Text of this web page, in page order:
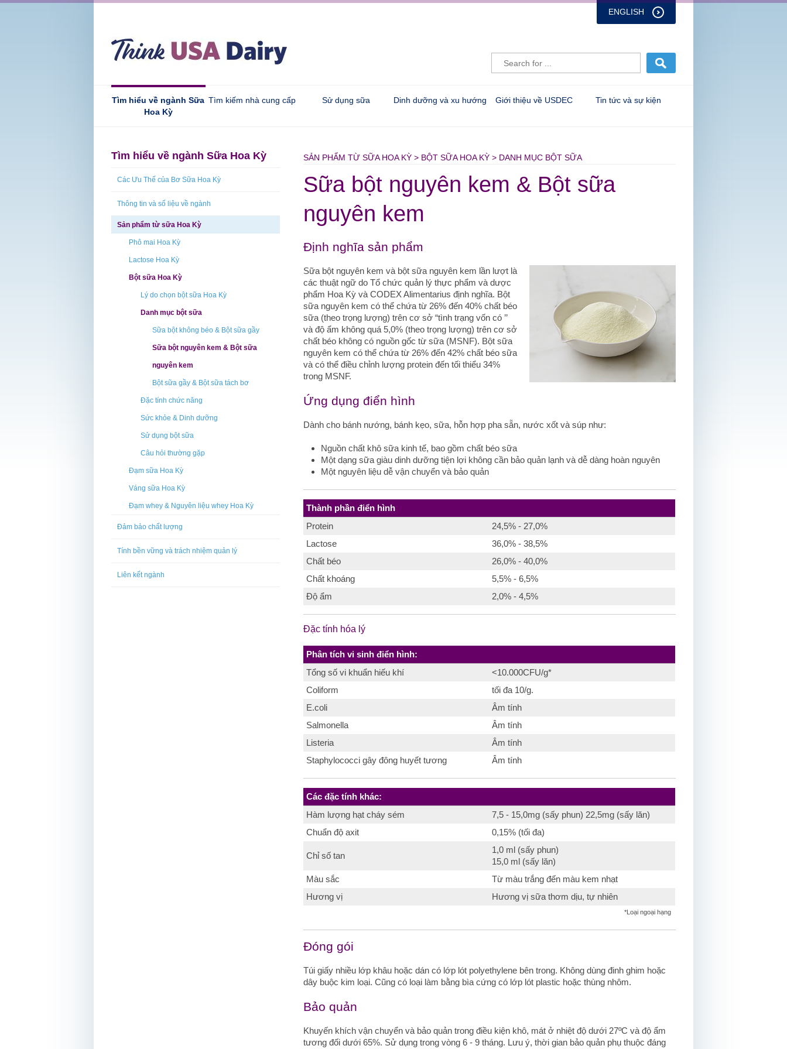
ENGLISH
Tìm hiểu về ngành Sữa
Hoa Kỳ
Tìm kiếm nhà cung cấp Sử dụng sữa Dinh dưỡng và xu hướng Giới thiệu về USDEC Tin tức và sự kiện
Tìm hiểu về ngành Sữa Hoa Kỳ
Các Ưu Thế của Bơ Sữa Hoa Kỳ
Thông tin và số liệu về ngành
Sản phẩm từ sữa Hoa Kỳ
Phô mai Hoa Kỳ
Lactose Hoa Kỳ
Bột sữa Hoa Kỳ
Lý do chọn bột sữa Hoa Kỳ
Danh mục bột sữa
Sữa bột không béo & Bột sữa gầy
Sữa bột nguyên kem & Bột sữa
nguyên kem
Bột sữa gầy & Bột sữa tách bơ
Đặc tính chức năng
Sức khỏe & Dinh dưỡng
Sử dụng bột sữa
Câu hỏi thường gặp
Đạm sữa Hoa Kỳ
Váng sữa Hoa Kỳ
Đạm whey & Nguyên liệu whey Hoa Kỳ
Đảm bảo chất lượng
Tính bền vững và trách nhiệm quản lý
Liên kết ngành
SẢN PHẨM TỪ SỮA HOA KỲ > BỘT SỮA HOA KỲ > DANH MỤC BỘT SỮA
Sữa bột nguyên kem & Bột sữa
nguyên kem
Định nghĩa sản phẩm
Sữa bột nguyên kem và bột sữa nguyên kem lần lượt là
các thuật ngữ do Tổ chức quản lý thực phẩm và dược
phẩm Hoa Kỳ và CODEX Alimentarius định nghĩa. Bột
sữa nguyên kem có thể chứa từ 26% đến 40% chất béo
sữa (theo trọng lượng) trên cơ sở “tình trạng vốn có ’’
và độ ẩm không quá 5,0% (theo trọng lượng) trên cơ sở
chất béo không có nguồn gốc từ sữa (MSNF). Bột sữa
nguyên kem có thể chứa từ 26% đến 42% chất béo sữa
và có thể điều chỉnh lượng protein đến tối thiểu 34%
trong MSNF.
Ứng dụng điển hình
Dành cho bánh nướng, bánh kẹo, sữa, hỗn hợp pha sẵn, nước xốt và súp như:
Nguồn chất khô sữa kinh tế, bao gồm chất béo sữa
Một dạng sữa giàu dinh dưỡng tiện lợi không cần bảo quản lạnh và dễ dàng hoàn nguyên
Một nguyên liệu dễ vận chuyển và bảo quản
Thành phần điển hình
Protein
24,5% - 27,0%
Lactose
36,0% - 38,5%
Chất béo
26,0% - 40,0%
Chất khoáng
5,5% - 6,5%
Độ ẩm
2,0% - 4,5%
Đặc tính hóa lý
Phân tích vi sinh điển hình:
Tổng số vi khuẩn hiếu khí
<10.000CFU/g*
Coliform
tối đa 10/g.
E.coli
Âm tính
Salmonella
Âm tính
Listeria
Âm tính
Staphylococci gây đông huyết tương
Âm tính
Các đặc tính khác:
Hàm lượng hạt cháy sém
7,5 - 15,0mg (sấy phun) 22,5mg (sấy lăn)
Chuẩn độ axit
0,15% (tối đa)
Chỉ số tan
1,0 ml (sấy phun)
15,0 ml (sấy lăn)
Màu sắc
Từ màu trắng đến màu kem nhạt
Hương vị
Hương vị sữa thơm dịu, tự nhiên
*Loại ngoại hạng
Đóng gói
Túi giấy nhiều lớp khâu hoặc dán có lớp lót polyethylene bên trong. Không dùng đinh ghim hoặc
dây buộc kim loại. Cũng có loại làm bằng bìa cứng có lớp lót plastic hoặc thùng nhôm.
Bảo quản
Khuyến khích vận chuyển và bảo quản trong điều kiện khô, mát ở nhiệt độ dưới 27ºC và độ ẩm
tương đối dưới 65%. Sử dụng trong vòng 6 - 9 tháng. Lưu ý, thời gian bảo quản phụ thuộc đáng